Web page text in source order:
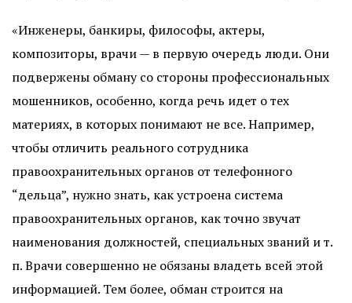
«Инженеры, банкиры, философы, актеры,
композиторы, врачи — в первую очередь люди. Они
подвержены обману со стороны профессиональных
мошенников, особенно, когда речь идет о тех
материях, в которых понимают не все. Например,
чтобы отличить реального сотрудника
правоохранительных органов от телефонного
“дельца”, нужно знать, как устроена система
правоохранительных органов, как точно звучат
наименования должностей, специальных званий и т.
п. Врачи совершенно не обязаны владеть всей этой
информацией. Тем более, обман строится на